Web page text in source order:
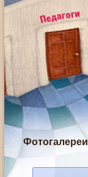
Фотогалереи